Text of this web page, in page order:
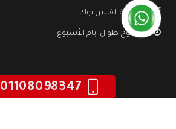
صفحة الفيس بوك
مفتوح طوال ايام الأسبوع
01108098347